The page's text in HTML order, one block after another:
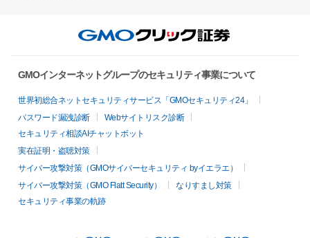
GMOインターネットグループのセキュリティ事業について
世界初総合ネットセキュリティサービス「GMOセキュリティ24」
パスワード漏洩診断
Webサイトリスク診断
セキュリティ相談AIチャットボット
実在証明・盗聴対策
サイバー攻撃対策（GMOサイバーセキュリティ byイエラエ）
サイバー攻撃対策（GMO Flatt Security）
なりすまし対策
セキュリティ事業の軌跡